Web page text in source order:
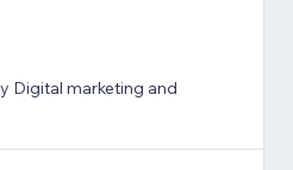
Digital marketing and